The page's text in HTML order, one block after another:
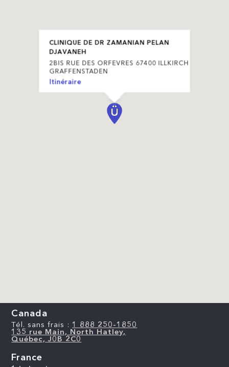
CLINIQUE DE DR ZAMANIAN PELAN
DJAVANEH
2BIS RUE DES ORFEVRES 67400 ILLKIRCH
GRAFFENSTADEN
Itinéraire
Canada
Tél. sans frais : 1 888 250-1850
135 rue Main, North Hatley,
Québec, J0B 2C0
France